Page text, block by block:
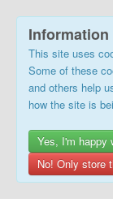
This site uses
Some of these
and others help
how the site is
Yes, I'm happy
No! Only store